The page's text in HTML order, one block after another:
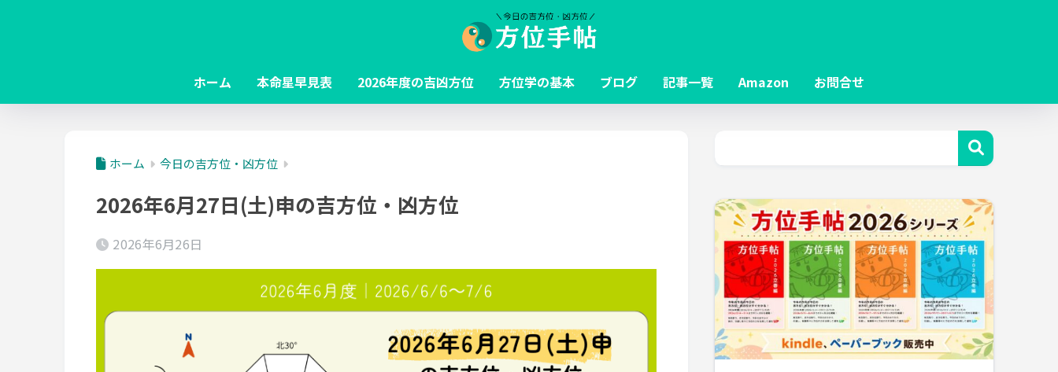
ホーム 本命星早見表 2026年度の吉凶方位 方位学の基本 ブログ 記事一覧 Amazon お問合せ
ホーム 今日の吉方位・凶方位
2026年6月27日(土)申の吉方位・凶方位
2026年6月26日